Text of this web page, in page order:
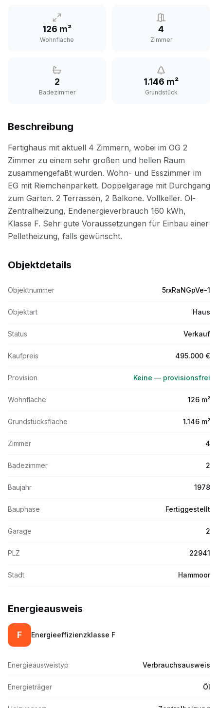
126 m²
Wohnfläche
4
Zimmer
2
Badezimmer
1.146 m²
Grundstück
Beschreibung
Objektdetails
Objektnummer 5rxRaNGpVe-1
Objektart Haus
Status Verkauf
Kaufpreis 495.000 €
Provision Keine — provisionsfrei
Wohnfläche 126 m²
Grundstücksfläche 1.146 m²
Zimmer 4
Badezimmer 2
Baujahr 1978
Bauphase Fertiggestellt
Garage 2
PLZ 22941
Stadt Hammoor
Energieausweis
F Energieeffizienzklasse F
Energieausweistyp Verbrauchsausweis
Energieträger Öl